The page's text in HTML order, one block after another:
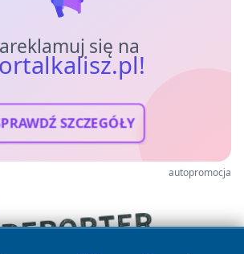
się na
SZCZEGÓŁY
autopromocja